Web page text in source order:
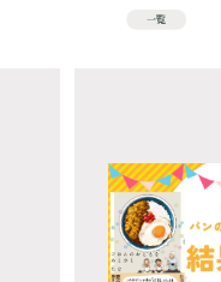
一覧